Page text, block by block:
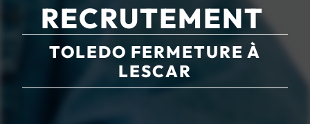
RECRUTEMENT
TOLEDO FERMETURE À
LESCAR